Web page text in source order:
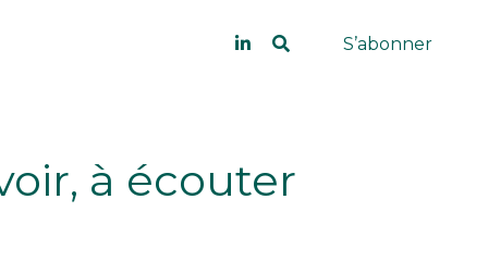
S’abonner
à écouter